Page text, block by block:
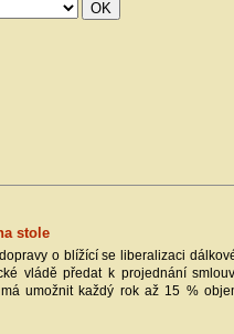
stole
o blížící se liberalizaci
vládě předat k projednání
umožnit každý rok až 15 %